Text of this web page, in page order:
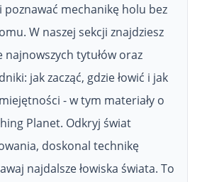
mechanikę holu bez
W naszej sekcji znajdziesz
najnowszych tytułów oraz
jak zacząć, gdzie łowić i jak
- w tym materiały o
Planet. Odkryj świat
doskonal technikę
najdalsze łowiska świata. To